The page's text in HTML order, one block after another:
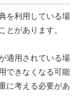
を利用している場
とがあります。
適用されている場
できなくなる可能
に考える必要があ